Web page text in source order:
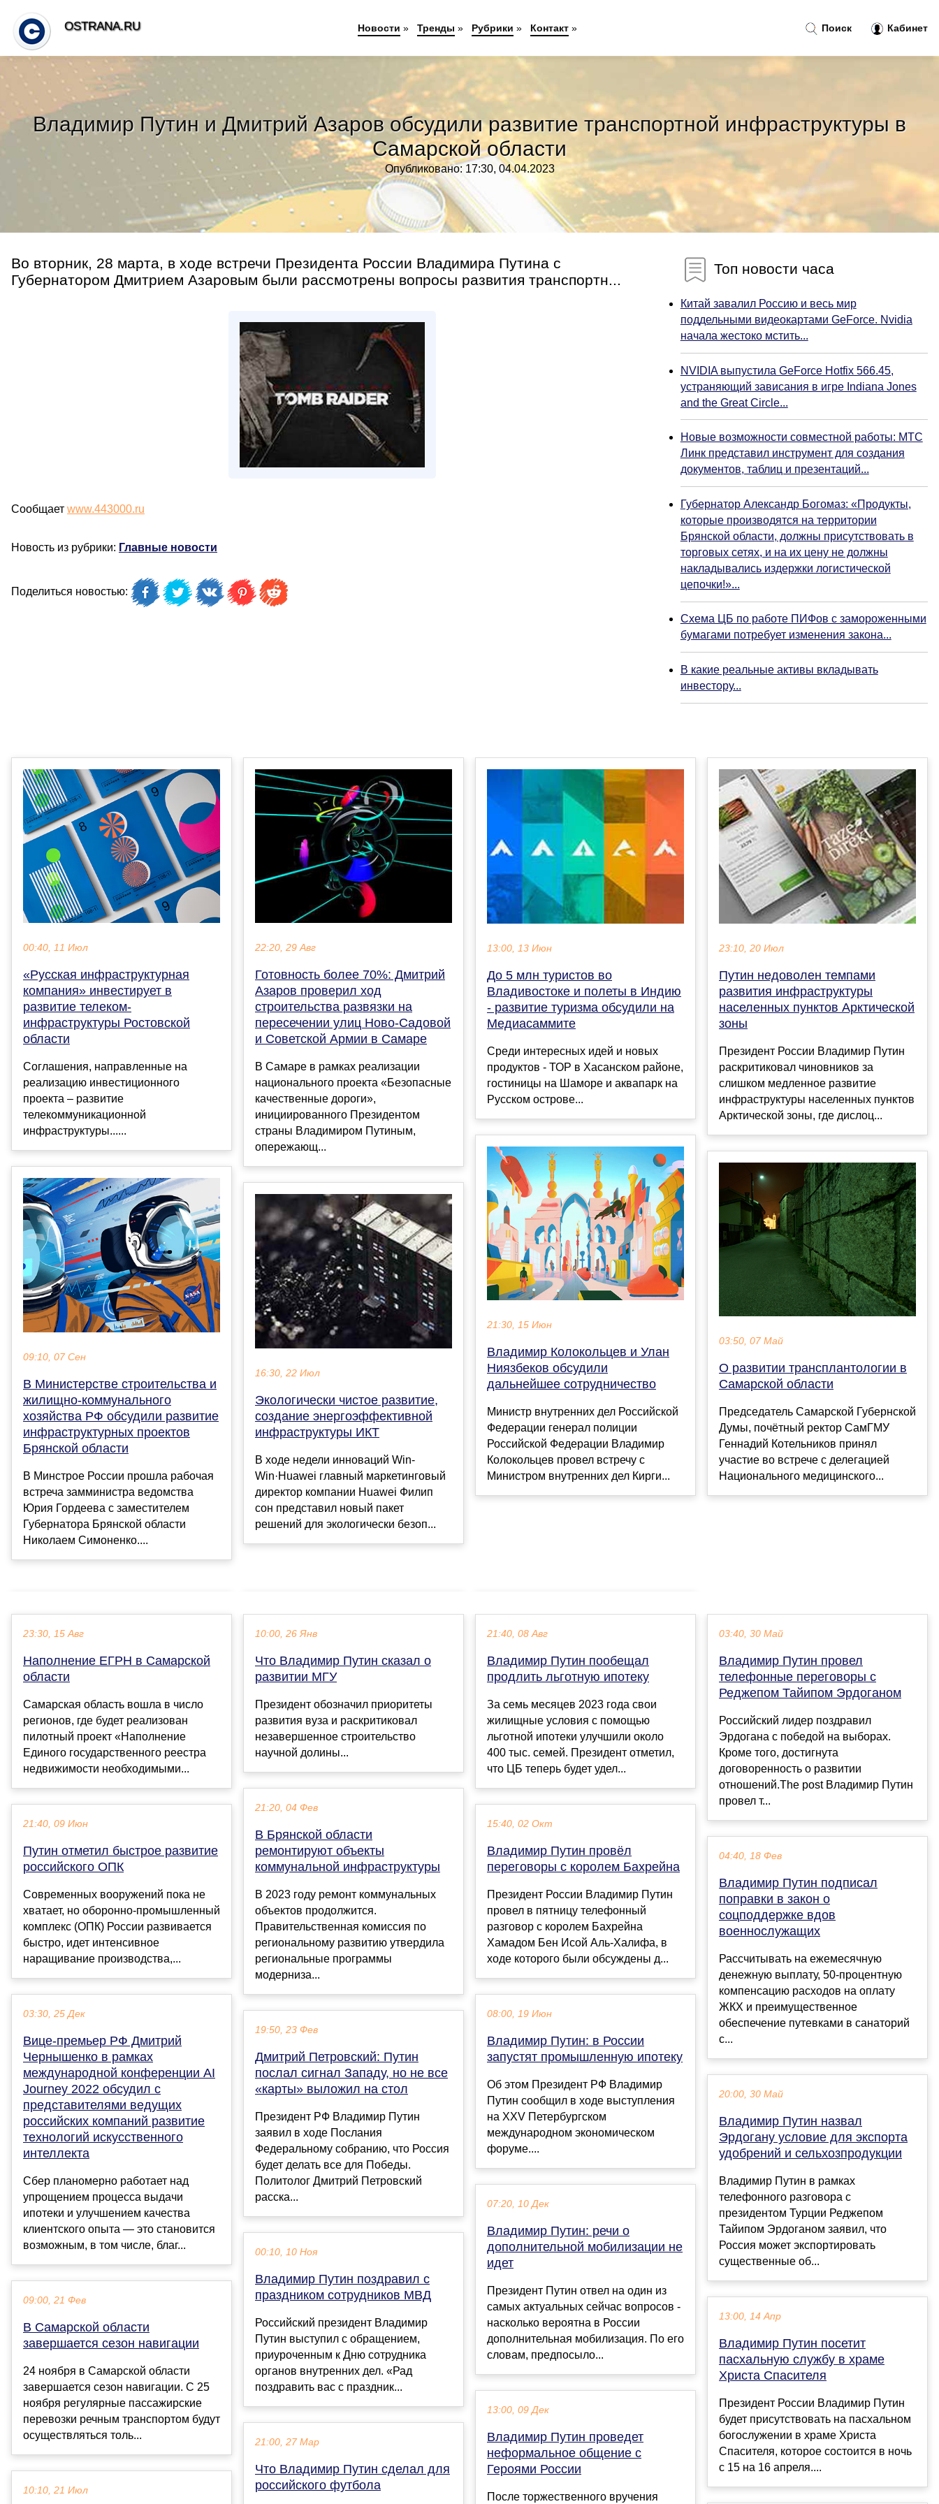
Владимир Путин и Дмитрий Азаров обсудили развитие транспортной инфраструктуры в
Самарской области
Опубликовано: 17:30, 04.04.2023
Во вторник, 28 марта, в ходе встречи Президента России Владимира Путина с
Губернатором Дмитрием Азаровым были рассмотрены вопросы развития транспортн...
Сообщает www.443000.ru
Новость из рубрики: Главные новости
Поделиться новостью:
Топ новости часа
Китай завалил Россию и весь мир
поддельными видеокартами GeForce. Nvidia
начала жестоко мстить...
NVIDIA выпустила GeForce Hotfix 566.45,
устраняющий зависания в игре Indiana Jones
and the Great Circle...
Новые возможности совместной работы: МТС
Линк представил инструмент для создания
документов, таблиц и презентаций...
Губернатор Александр Богомаз: «Продукты,
которые производятся на территории
Брянской области, должны присутствовать в
торговых сетях, и на их цену не должны
накладывались издержки логистической
цепочки!»...
Схема ЦБ по работе ПИФов с замороженными
бумагами потребует изменения закона...
В какие реальные активы вкладывать
инвестору...
00:40, 11 Июл
«Русская инфраструктурная
компания» инвестирует в
развитие телеком-
инфраструктуры Ростовской
области
Соглашения, направленные на
реализацию инвестиционного
проекта – развитие
телекоммуникационной
инфраструктуры......
09:10, 07 Сен
В Министерстве строительства и
жилищно-коммунального
хозяйства РФ обсудили развитие
инфраструктурных проектов
Брянской области
В Минстрое России прошла рабочая
встреча замминистра ведомства
Юрия Гордеева с заместителем
Губернатора Брянской области
Николаем Симоненко....
22:20, 29 Авг
Готовность более 70%: Дмитрий
Азаров проверил ход
строительства развязки на
пересечении улиц Ново-Садовой
и Советской Армии в Самаре
В Самаре в рамках реализации
национального проекта «Безопасные
качественные дороги»,
инициированного Президентом
страны Владимиром Путиным,
опережающ...
16:30, 22 Июл
Экологически чистое развитие,
создание энергоэффективной
инфраструктуры ИКТ
В ходе недели инноваций Win-
Win·Huawei главный маркетинговый
директор компании Huawei Филип
сон представил новый пакет
решений для экологически безоп...
13:00, 13 Июн
До 5 млн туристов во
Владивостоке и полеты в Индию
- развитие туризма обсудили на
Медиасаммите
Среди интересных идей и новых
продуктов - ТОР в Хасанском районе,
гостиницы на Шаморе и аквапарк на
Русском острове...
21:30, 15 Июн
Владимир Колокольцев и Улан
Ниязбеков обсудили
дальнейшее сотрудничество
Министр внутренних дел Российской
Федерации генерал полиции
Российской Федерации Владимир
Колокольцев провел встречу с
Министром внутренних дел Кирги...
23:10, 20 Июл
Путин недоволен темпами
развития инфраструктуры
населенных пунктов Арктической
зоны
Президент России Владимир Путин
раскритиковал чиновников за
слишком медленное развитие
инфраструктуры населенных пунктов
Арктической зоны, где дислоц...
03:50, 07 Май
О развитии трансплантологии в
Самарской области
Председатель Самарской Губернской
Думы, почётный ректор СамГМУ
Геннадий Котельников принял
участие во встрече с делегацией
Национального медицинского...
23:30, 15 Авг
Наполнение ЕГРН в Самарской
области
Самарская область вошла в число
регионов, где будет реализован
пилотный проект «Наполнение
Единого государственного реестра
недвижимости необходимыми...
21:40, 09 Июн
Путин отметил быстрое развитие
российского ОПК
Современных вооружений пока не
хватает, но оборонно-промышленный
комплекс (ОПК) России развивается
быстро, идет интенсивное
наращивание производства,...
03:30, 25 Дек
Вице-премьер РФ Дмитрий
Чернышенко в рамках
международной конференции AI
Journey 2022 обсудил с
представителями ведущих
российских компаний развитие
технологий искусственного
интеллекта
Сбер планомерно работает над
упрощением процесса выдачи
ипотеки и улучшением качества
клиентского опыта — это становится
возможным, в том числе, благ...
09:00, 21 Фев
В Самарской области
завершается сезон навигации
24 ноября в Самарской области
завершается сезон навигации. С 25
ноября регулярные пассажирские
перевозки речным транспортом будут
осуществляться толь...
10:10, 21 Июл
10:00, 26 Янв
Что Владимир Путин сказал о
развитии МГУ
Президент обозначил приоритеты
развития вуза и раскритиковал
незавершенное строительство
научной долины...
21:20, 04 Фев
В Брянской области
ремонтируют объекты
коммунальной инфраструктуры
В 2023 году ремонт коммунальных
объектов продолжится.
Правительственная комиссия по
региональному развитию утвердила
региональные программы
модерниза...
19:50, 23 Фев
Дмитрий Петровский: Путин
послал сигнал Западу, но не все
«карты» выложил на стол
Президент РФ Владимир Путин
заявил в ходе Послания
Федеральному собранию, что Россия
будет делать все для Победы.
Политолог Дмитрий Петровский
расска...
00:10, 10 Ноя
Владимир Путин поздравил с
праздником сотрудников МВД
Российский президент Владимир
Путин выступил с обращением,
приуроченным к Дню сотрудника
органов внутренних дел. «Рад
поздравить вас с праздник...
21:00, 27 Мар
Что Владимир Путин сделал для
российского футбола
21:40, 08 Авг
Владимир Путин пообещал
продлить льготную ипотеку
За семь месяцев 2023 года свои
жилищные условия с помощью
льготной ипотеки улучшили около
400 тыс. семей. Президент отметил,
что ЦБ теперь будет удел...
15:40, 02 Окт
Владимир Путин провёл
переговоры с королем Бахрейна
Президент России Владимир Путин
провел в пятницу телефонный
разговор с королем Бахрейна
Хамадом Бен Исой Аль-Халифа, в
ходе которого были обсуждены д...
08:00, 19 Июн
Владимир Путин: в России
запустят промышленную ипотеку
Об этом Президент РФ Владимир
Путин сообщил в ходе выступления
на XXV Петербургском
международном экономическом
форуме....
07:20, 10 Дек
Владимир Путин: речи о
дополнительной мобилизации не
идет
Президент Путин отвел на один из
самых актуальных сейчас вопросов -
насколько вероятна в России
дополнительная мобилизация. По его
словам, предпосыло...
13:00, 09 Дек
Владимир Путин проведет
неформальное общение с
Героями России
После торжественного вручения
03:40, 30 Май
Владимир Путин провел
телефонные переговоры с
Реджепом Тайипом Эрдоганом
Российский лидер поздравил
Эрдогана с победой на выборах.
Кроме того, достигнута
договоренность о развитии
отношений.The post Владимир Путин
провел т...
04:40, 18 Фев
Владимир Путин подписал
поправки в закон о
соцподдержке вдов
военнослужащих
Рассчитывать на ежемесячную
денежную выплату, 50-процентную
компенсацию расходов на оплату
ЖКХ и преимущественное
обеспечение путевками в санаторий
с...
20:00, 30 Май
Владимир Путин назвал
Эрдогану условие для экспорта
удобрений и сельхозпродукции
Владимир Путин в рамках
телефонного разговора с
президентом Турции Реджепом
Тайипом Эрдоганом заявил, что
Россия может экспортировать
существенные об...
13:00, 14 Апр
Владимир Путин посетит
пасхальную службу в храме
Христа Спасителя
Президент России Владимир Путин
будет присутствовать на пасхальном
богослужении в храме Христа
Спасителя, которое состоится в ночь
с 15 на 16 апреля....
Поиск Кабинет
OSTRANA.RU Новости » Тренды » Рубрики » Контакт»